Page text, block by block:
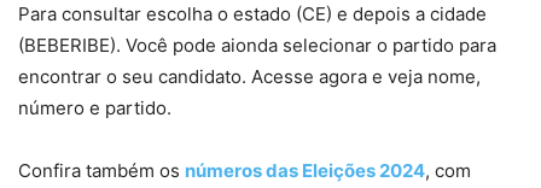
Para consultar escolha o estado (CE) e depois a cidade
(BEBERIBE). Você pode aionda selecionar o partido para
encontrar o seu candidato. Acesse agora e veja nome,
número e partido.
Confira também os números das Eleições 2024, com